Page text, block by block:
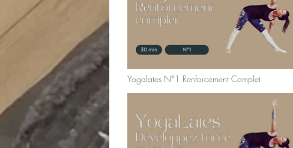
Yogalates N°1 Renforcement Complet